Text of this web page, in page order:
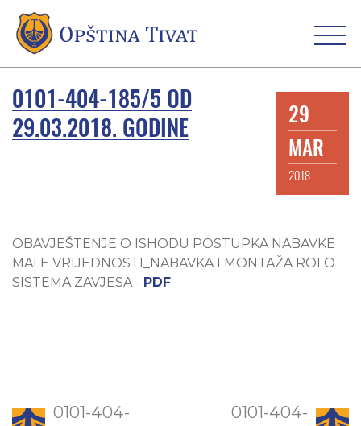
0101-404-185/5 OD
29.03.2018. GODINE
29
MAR
2018
OBAVJEŠTENJE O ISHODU POSTUPKA NABAVKE
MALE VRIJEDNOSTI_NABAVKA I MONTAŽA ROLO
SISTEMA ZAVJESA - PDF
0101-404-
0101-404-